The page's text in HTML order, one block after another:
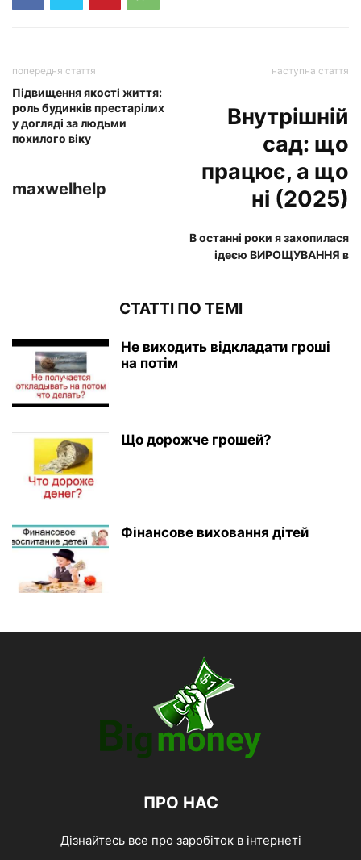
попередня стаття
Підвищення якості життя:
роль будинків престарілих
у догляді за людьми
похилого віку
наступна стаття
Внутрішній
сад: що
працює, а що
ні (2025)
В останні роки я захопилася
ідеєю ВИРОЩУВАННЯ в
maxwelhelp
СТАТТІ ПО ТЕМІ
Не виходить відкладати гроші
на потім
Що дорожче грошей?
Фінансове виховання дітей
ПРО НАС
Дізнайтесь все про заробіток в інтернеті